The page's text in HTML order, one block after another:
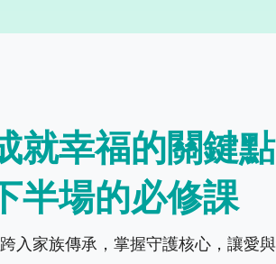
就幸福的關鍵點
半場的必修課
入家族傳承，掌握守護核心，讓愛與